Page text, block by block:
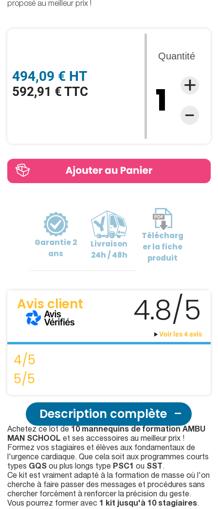
494,09 € HT
592,91 € TTC
Quantité
proposé au meilleur prix !
Garantie2
ans
Livraison
24h / 48h
Télécharg
erla fiche
produit
Avis client 4.8/5
Voir les 4 avis
4/5
5/5
Description complète
Achetez ce lot de 10 mannequins de formation AMBU
MAN SCHOOL et ses accessoires au meilleur prix !
Formez vos stagiaires et élèves aux fondamentaux de
l'urgence cardiaque. Que cela soit aux programmes courts
types GQS ou plus longs type PSC1 ou SST .
Ce kit est vraiment adapté à la formation de masse où l'on
cherche à faire passer des messages et procédures sans
chercher forcément à renforcer la précision du geste.
Vous pourrez former avec 1 kit jusqu'à 10 stagiaires.